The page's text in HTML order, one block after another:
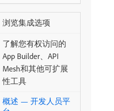
浏览集成选项
了解您有权访问的
App Builder、API
Mesh和其他可扩展
性工具
概述 — 开发人员平